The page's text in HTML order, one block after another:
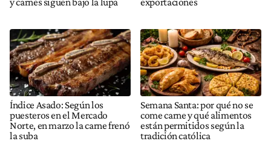
Índice Asado: Según los
puesteros en el Mercado
Norte, en marzo la carne frenó
la suba
Semana Santa: por qué no se
come carne y qué alimentos
están permitidos según la
tradición católica